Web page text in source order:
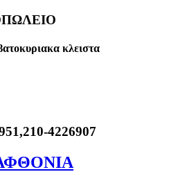
κλειστα
4226907